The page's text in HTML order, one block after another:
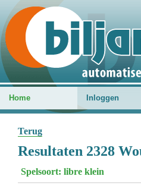
Home Inloggen
Terug
Resultaten 2328
Spelsoort: libre klein